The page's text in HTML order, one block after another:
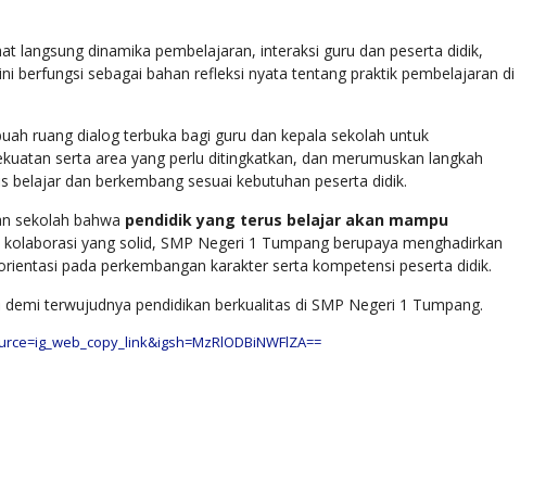
langsung dinamika pembelajaran, interaksi guru dan peserta didik,
berfungsi sebagai bahan refleksi nyata tentang praktik pembelajaran di
ruang dialog terbuka bagi guru dan kepala sekolah untuk
serta area yang perlu ditingkatkan, dan merumuskan langkah
dan berkembang sesuai kebutuhan peserta didik.
sekolah bahwa pendidik yang terus belajar akan mampu
kolaborasi yang solid, SMP Negeri 1 Tumpang berupaya menghadirkan
pada perkembangan karakter serta kompetensi peserta didik.
terwujudnya pendidikan berkualitas di SMP Negeri 1 Tumpang.